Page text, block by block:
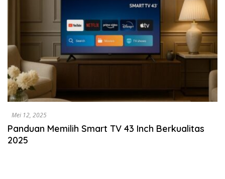
Mei 12, 2025
Panduan Memilih Smart TV 43 Inch Berkualitas
2025